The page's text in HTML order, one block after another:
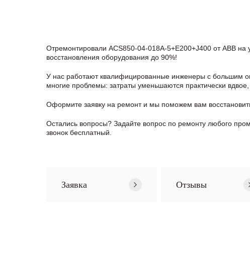
Отремонтировали ACS850-04-018A-5+E200+J400 от ABB на
восстановления оборудования до 90%!
У нас работают квалифицированные инженеры с большим
многие проблемы: затраты уменьшаются практически вдвое,
Оформите заявку на ремонт и мы поможем вам
Остались вопросы? Задайте вопрос по ремонту любого
звонок бесплатный.
Заявка Отзывы